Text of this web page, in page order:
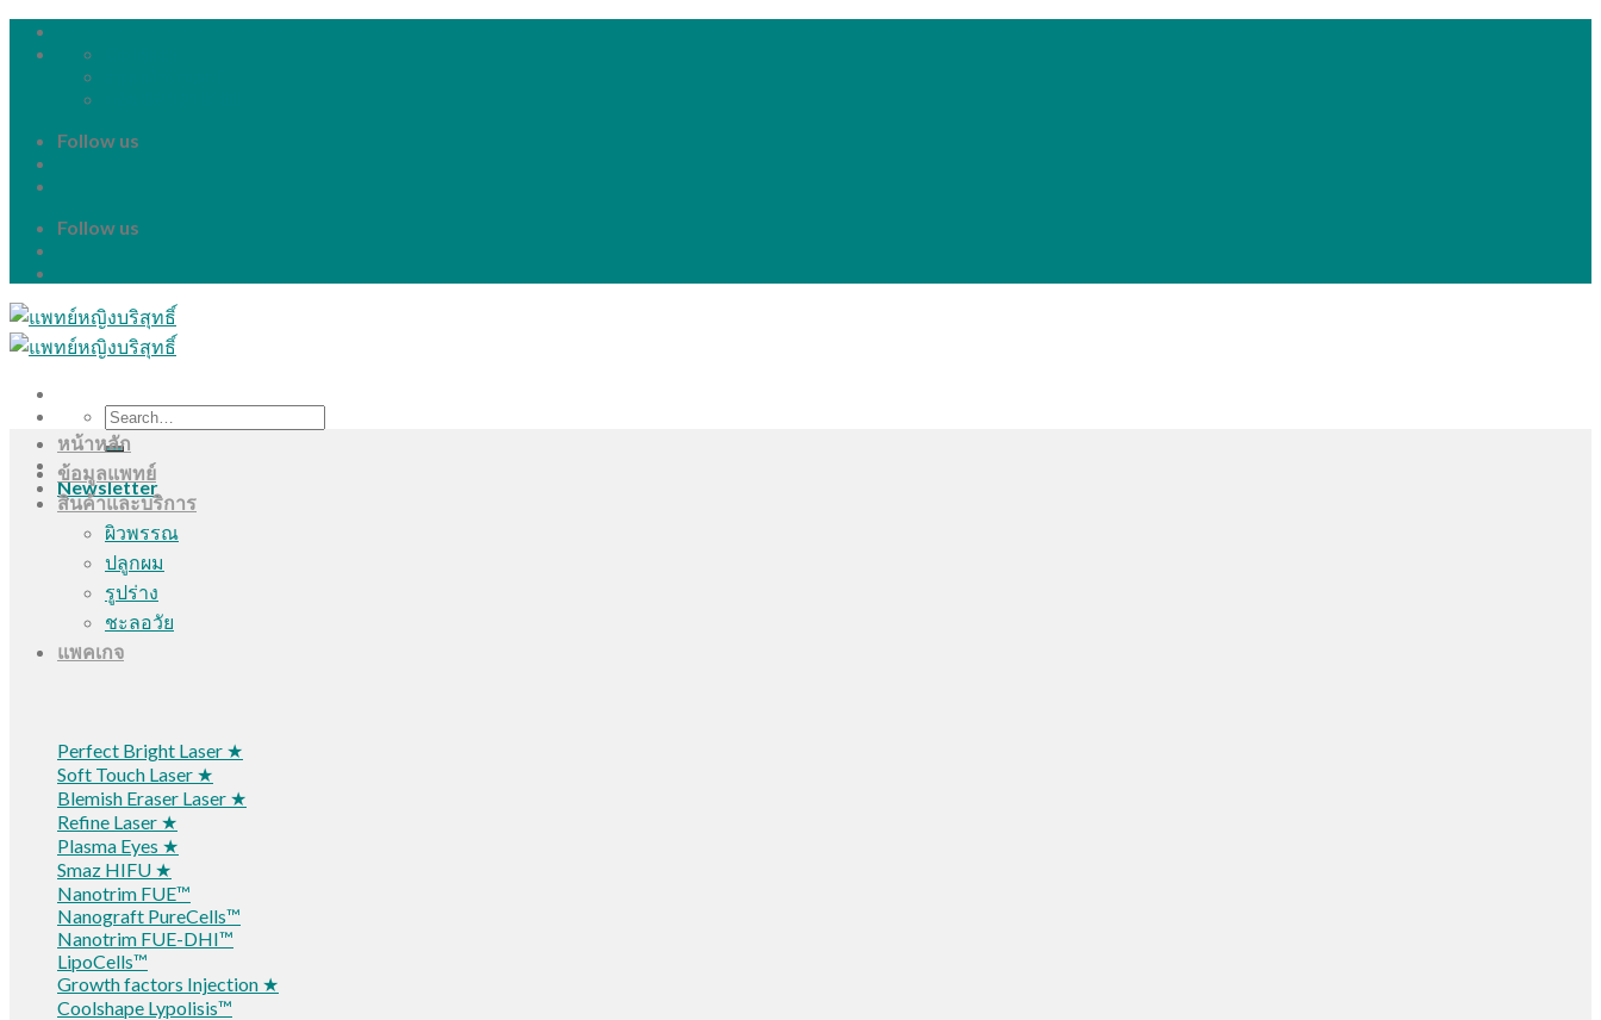
Skip
Follow us
Follow us
Search
for:
Newsletter
หน้าหลัก
ข้อมูลแพทย์
สินค้าและบริการ
ผิวพรรณ
ปลูกผม
รูปร่าง
ชะลอวัย
แพคเกจ
Perfect Bright Laser ★
Soft Touch Laser ★
Blemish Eraser Laser ★
Refine Laser ★
Plasma Eyes ★
Smaz HIFU ★
Nanotrim FUE™
Nanograft PureCells™
Nanotrim FUE-DHI™
LipoCells™
Growth factors Injection ★
Coolshape Lypolisis™